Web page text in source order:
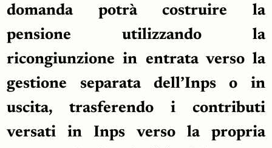
domanda potrà costruire la
pensione utilizzando la
ricongiunzione in entrata verso la
gestione separata dell’Inps o in
uscita, trasferendo i contributi
versati in Inps verso la propria